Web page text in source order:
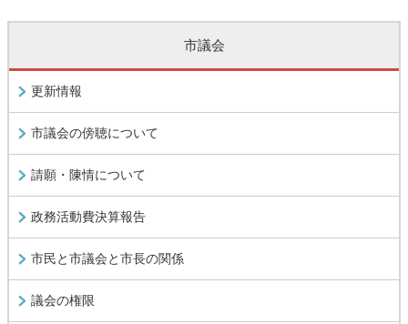
市議会
更新情報
市議会の傍聴について
請願・陳情について
政務活動費決算報告
市民と市議会と市長の関係
議会の権限